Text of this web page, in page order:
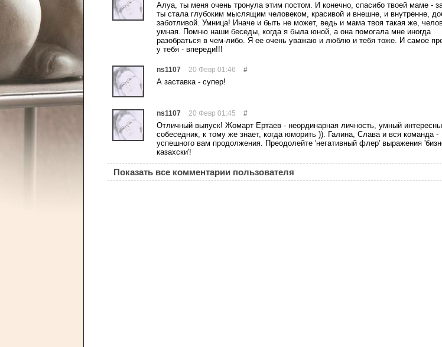
Алуа, ты меня очень тронула этим постом. И конечно, спасибо твоей маме -
ты стала глубоким мыслящим человеком, красивой и внешне, и внутренне,
заботливой. Умница! Иначе и быть не может, ведь и мама твоя такая же,
умная. Помню наши беседы, когда я была юной, а она помогала мне иногда
разобраться в чем-либо. Я ее очень уважаю и люблю и тебя тоже. И самое
у тебя - впереди!!!
ns1107 20 Февр 01:46 #
А заставка - супер!
ns1107 20 Февр 01:45 #
Отличный выпуск! Жомарт Ертаев - неординарная личность, умный
собеседник, к тому же знает, когда юморить )). Галина, Слава и вся команда -
успешного вам продолжения. Преодолейте 'негативный флер' выражения
казахски'!
Показать все комментарии пользователя